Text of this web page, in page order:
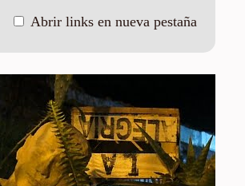
Abrir links en nueva pestaña